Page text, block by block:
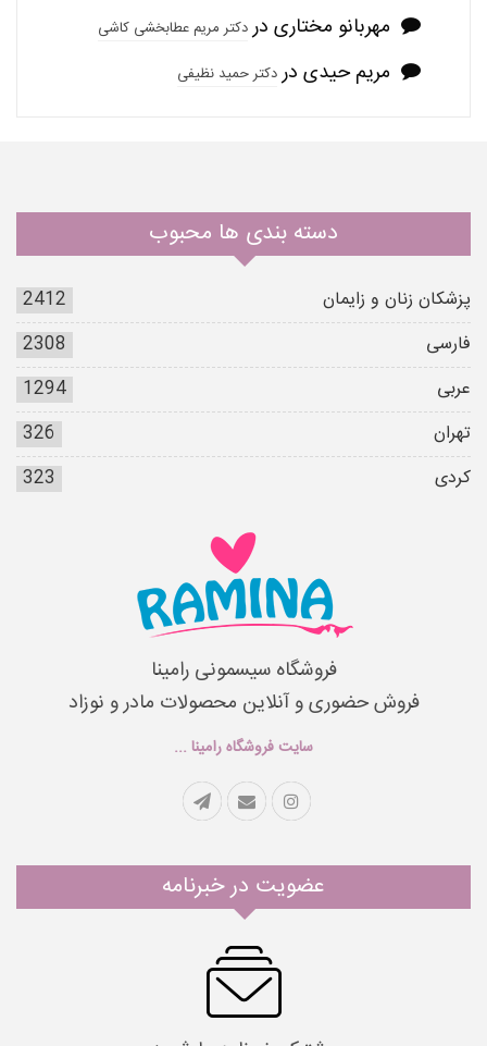
مهربانو مختاری دردکتر مریم عطابخشی کاشی
مریم حیدی دردکتر حمید نظیفی
دسته بندی ها محبوب
پزشکان زنان و زایمان
2412
فارسی
2308
عربی
1294
تهران
326
کردی
323
فروشگاه سیسمونی رامینا
فروش حضوری و آنلاین محصولات مادر و نوزاد
سایت فروشگاه رامینا ...
عضویت در خبرنامه